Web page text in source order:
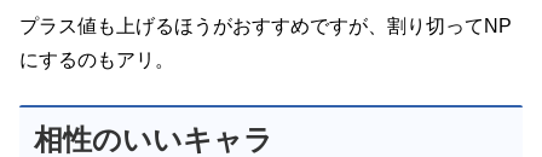
プラス値も上げるほうがおすすめですが、割り切ってNP
にするのもアリ。
相性のいいキャラ